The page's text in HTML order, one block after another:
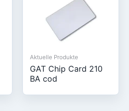
Aktuelle Produkte
GAT Chip Card 210
BA cod